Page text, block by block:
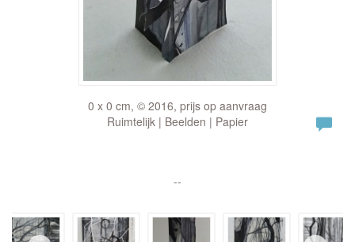
0 x 0 cm, © 2016, prijs op aanvraag
Ruimtelijk | Beelden | Papier
--